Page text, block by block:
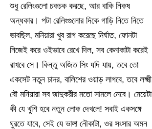
শুধু রেলিংগুলো চকচক করছে, আর বাকি নিকষ
অন্ধকার। পটা রেলিংগুলোর দিকে গাড়ি নিতে নিতে
ভাবছিল, মনিয়ারা খুব রাগ করেছে নির্ঘাত, ফোনটা
নিজেই করে ওইভাবে রেখে দিল, সব কেনাকাটা করেই
রাখবে সে। কিন্তু অজিত সিং যদি যায়, তবে তো
একসেট নতুন চাদর, বালিশের ওয়াড় লাগবে, তবে লক্ষ্মী
বৌ মনিয়ারা সব জাদুকরীর মতো সামলে নেবে। মেয়েটা
কী যে খুশি হবে নতুন লোক দেখলে! সবাই একসঙ্গে
ঘুরতে যাবে, সেই যে ভাঙ্গা নৌকাটা, ওর সংসার অমন